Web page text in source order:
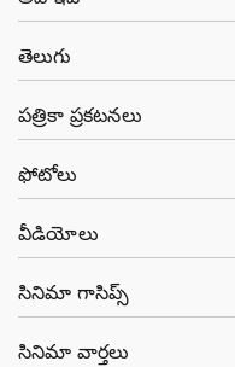
తెలుగు
పత్రికా ప్రకటనలు
ఫోటోలు
వీడియోలు
సినిమా గాసిప్స్
సినిమా వార్తలు